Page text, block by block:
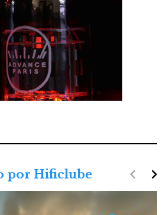
por Hificlube navigate_next
navigate_before